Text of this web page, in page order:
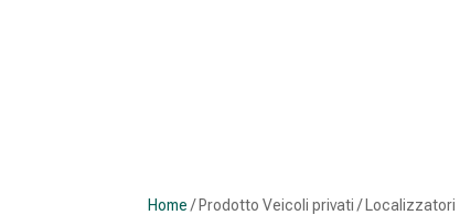
Home / Prodotto Veicoli privati / Localizzatori